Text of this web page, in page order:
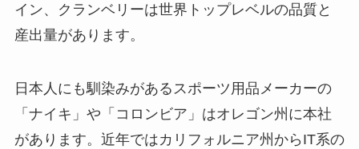
イン、クランベリーは世界トップレベルの品質と
産出量があります。
日本人にも馴染みがあるスポーツ用品メーカーの
「ナイキ」や「コロンビア」はオレゴン州に本社
があります。近年ではカリフォルニア州からIT系の